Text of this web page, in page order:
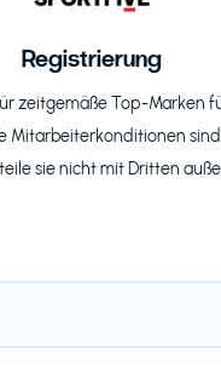
Registrierung
zeitgemäße Top-Marken
Mitarbeiterkonditionen
sie nicht mit Dritten